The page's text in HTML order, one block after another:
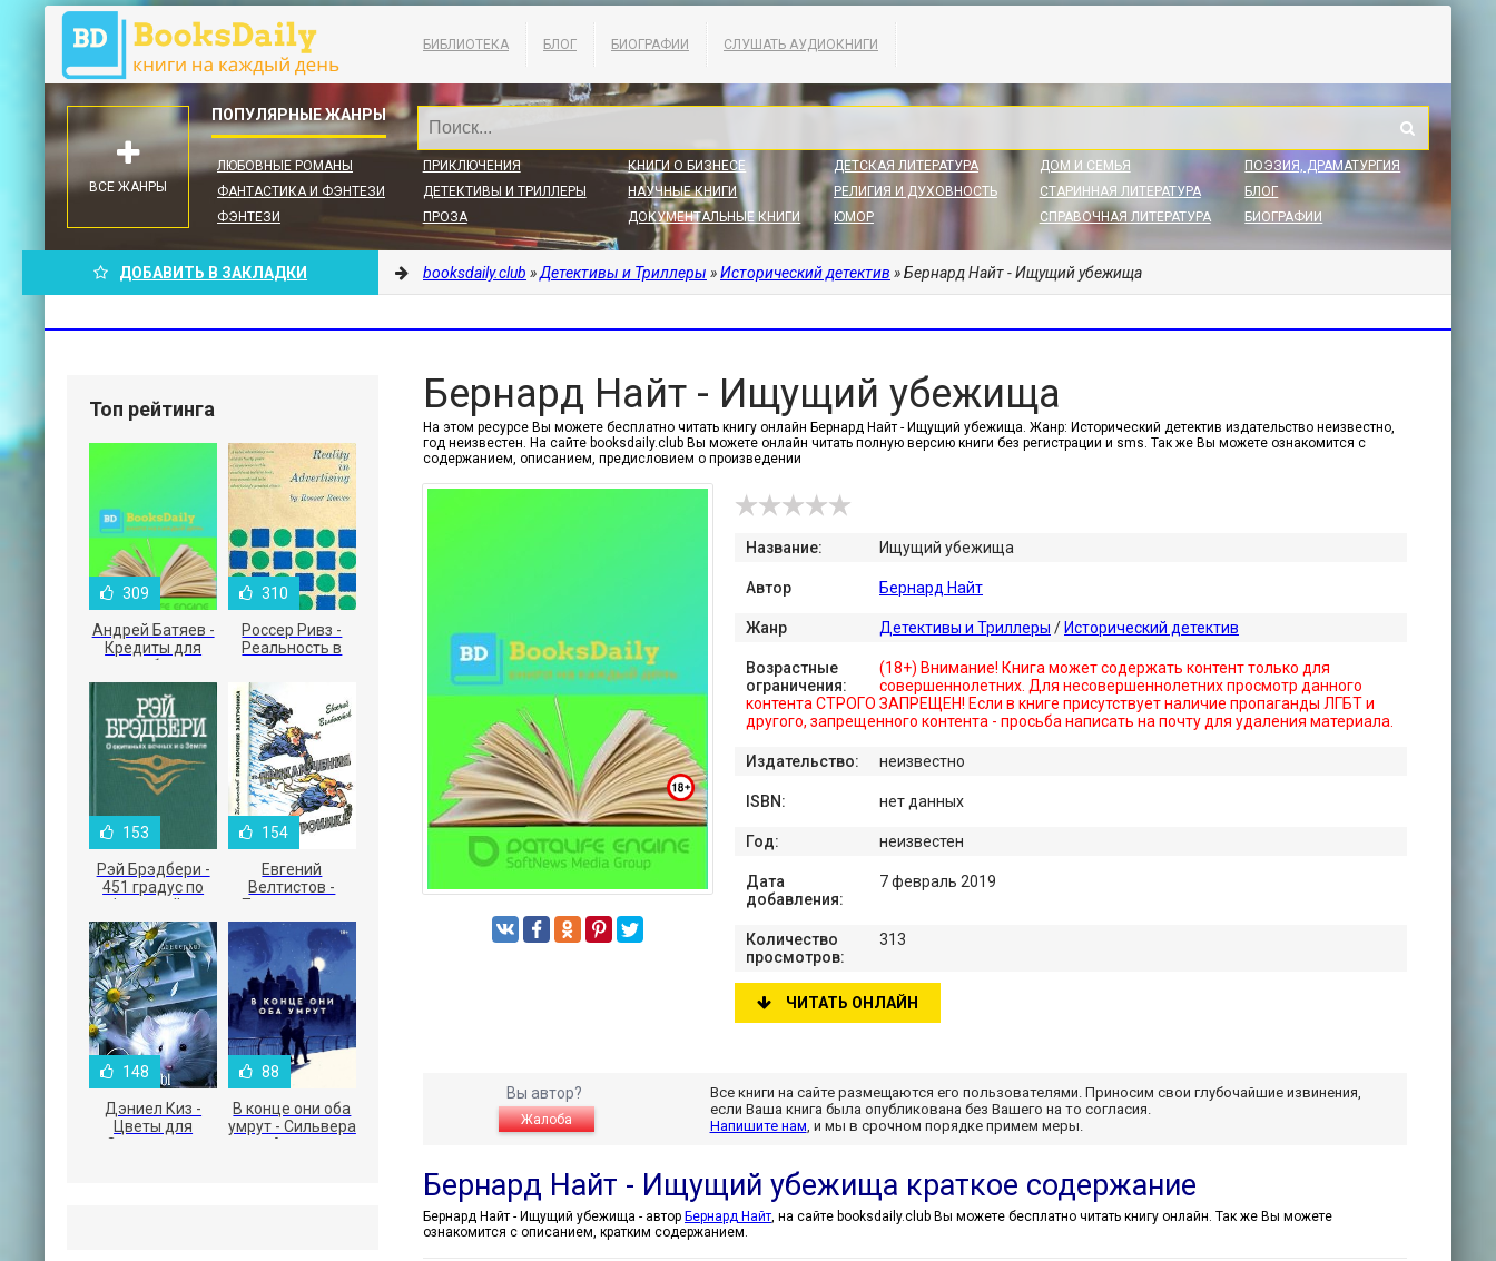
БИБЛИОТЕКА БЛОГ БИОГРАФИИ СЛУШАТЬ АУДИОКНИГИ
ЛЮБОВНЫЕ РОМАНЫ
ФАНТАСТИКА И ФЭНТЕЗИ
ФЭНТЕЗИ
ПРИКЛЮЧЕНИЯ
ДЕТЕКТИВЫ И ТРИЛЛЕРЫ
ПРОЗА
КНИГИ О БИЗНЕСЕ
НАУЧНЫЕ КНИГИ
ДОКУМЕНТАЛЬНЫЕ КНИГИ
ДЕТСКАЯ ЛИТЕРАТУРА
РЕЛИГИЯ И ДУХОВНОСТЬ
ЮМОР
ДОМ И СЕМЬЯ
СТАРИННАЯ ЛИТЕРАТУРА
СПРАВОЧНАЯ ЛИТЕРАТУРА
ПОЭЗИЯ, ДРАМАТУРГИЯ
БЛОГ
БИОГРАФИИ
ВСЕ ЖАНРЫ
ДОБАВИТЬ В ЗАКЛАДКИ booksdaily.club »Детективы и Триллеры »Исторический детектив » Бернард Найт - Ищущий убежища
Бернард Найт - Ищущий убежища
На этом ресурсе Вы можете бесплатно читать книгу онлайн Бернард Найт - Ищущий убежища. Жанр: Исторический детектив издательство неизвестно,
год неизвестен. На сайте booksdaily.club Вы можете онлайн читать полную версию книги без регистрации и sms. Так же Вы можете ознакомится с
содержанием, описанием, предисловием о произведении
Название: Ищущий убежища
Автор Бернард Найт
Жанр Детективы и Триллеры / Исторический детектив
Возрастные
ограничения:
(18+) Внимание! Книга может содержать контент только для
совершеннолетних. Для несовершеннолетних просмотр данного
контента СТРОГО ЗАПРЕЩЕН! Если в книге присутствует наличие пропаганды ЛГБТ и
другого, запрещенного контента - просьба написать на почту для удаления материала.
Издательство: неизвестно
ISBN: нет данных
Год: неизвестен
Дата
добавления:
7 февраль 2019
Количество
просмотров:
313
ЧИТАТЬ ОНЛАЙН
Вы автор?
Жалоба
Все книги на сайте размещаются его пользователями. Приносим свои глубочайшие извинения,
если Ваша книга была опубликована без Вашего на то согласия.
Напишите нам, и мы в срочном порядке примем меры.
Бернард Найт - Ищущий убежища краткое содержание
Бернард Найт - Ищущий убежища - автор Бернард Найт, на сайте booksdaily.club Вы можете бесплатно читать книгу онлайн. Так же Вы можете
ознакомится с описанием, кратким содержанием.
Топ рейтинга
309
Андрей Батяев -
Кредиты для
малого бизнеса
310
Россер Ривз -
Реальность в
153
Рэй Брэдбери -
451 градус по
Фаренгейту
154
Евгений
Велтистов -
Приключения
Электроника
148
Дэниел Киз -
Цветы для
Элджернона
88
В конце они оба
умрут - Сильвера
Адам